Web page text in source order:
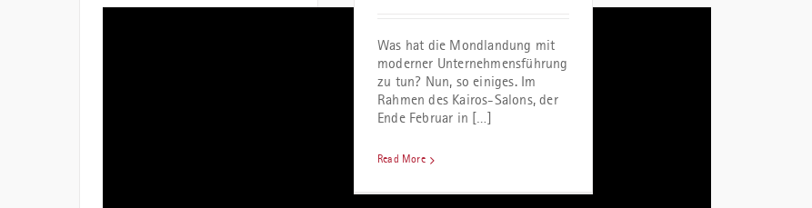
Was hat die Mondlandung mit
moderner Unternehmensführung
zu tun? Nun, so einiges. Im
Rahmen des Kairos-Salons, der
Ende Februar in […]
Read More